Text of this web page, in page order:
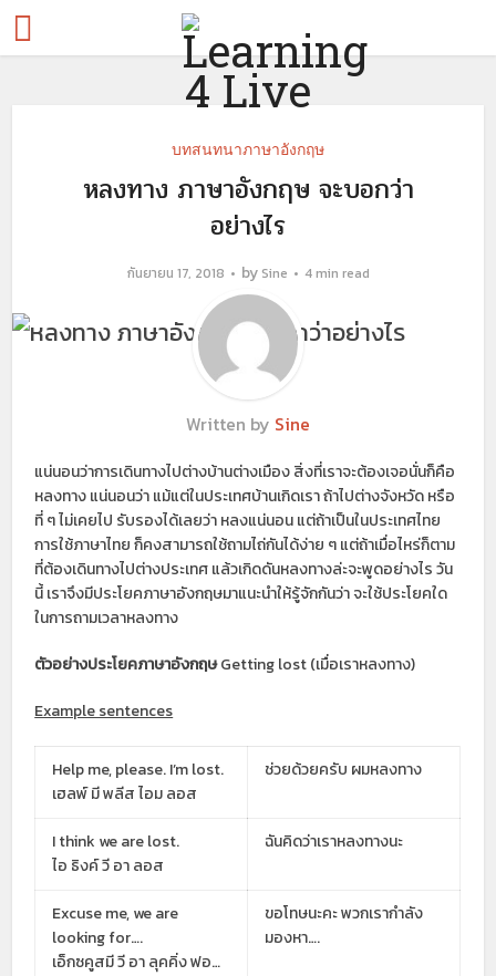
บทสนทนาภาษาอังกฤษ
หลงทาง ภาษาอังกฤษ จะบอกว่า
อย่างไร
กันยายน 17, 2018 by Sine 4 min read
Written by Sine
แน่นอนว่าการเดินทางไปต่างบ้านต่างเมือง สิ่งที่เราจะต้องเจอนั่นก็คือ
หลงทาง แน่นอนว่า แม้แต่ในประเทศบ้านเกิดเรา ถ้าไปต่างจังหวัด หรือ
ที่ ๆ ไม่เคยไป รับรองได้เลยว่า หลงแน่นอน แต่ถ้าเป็นในประเทศไทย
การใช้ภาษาไทย ก็คงสามารถใช้ถามไถ่กันได้ง่าย ๆ แต่ถ้าเมื่อไหร่ก็ตาม
ที่ต้องเดินทางไปต่างประเทศ แล้วเกิดดันหลงทางล่ะจะพูดอย่างไร วัน
นี้ เราจึงมีประโยคภาษาอังกฤษมาแนะนำให้รู้จักกันว่า จะใช้ประโยคใด
ในการถามเวลาหลงทาง
ตัวอย่างประโยคภาษาอังกฤษGetting lost (เมื่อเราหลงทาง)
Example sentences
Help me, please. I’m lost.
เฮลพ์ มี พลีส ไอม ลอส
ช่วยด้วยครับ ผมหลงทาง
I think we are lost.
ไอ ธิงค์ วี อา ลอส
ฉันคิดว่าเราหลงทางนะ
Excuse me, we are
looking for….
เอ็กซคูสมี วี อา ลุคคิ่ง ฟอ…
ขอโทษนะคะ พวกเรากำลัง
มองหา….